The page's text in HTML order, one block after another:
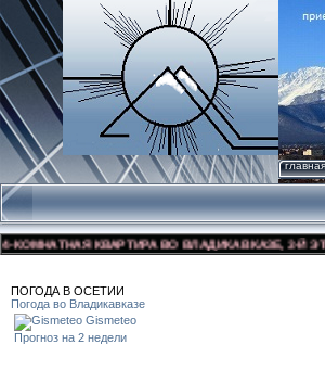
главная
КВАРТИРА ВО ВЛАДИКАВКАЗЕ, 3-Й
ПОГОДА В ОСЕТИИ
Погода во Владикавказе
Gismeteo
Прогноз на 2 недели